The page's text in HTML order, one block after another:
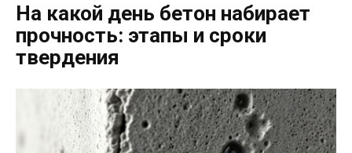
На какой день бетон набирает
прочность: этапы и сроки
твердения